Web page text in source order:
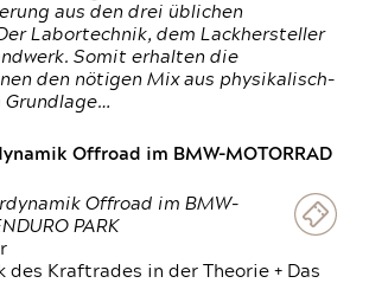
aus den drei üblichen
Labortechnik, dem Lackhersteller
Somit erhalten die
den nötigen Mix aus physikalisch-
Grundlage…
Offroad im BMW-MOTORRAD
Offroad im BMW-
PARK
des Kraftrades in der Theorie + Das